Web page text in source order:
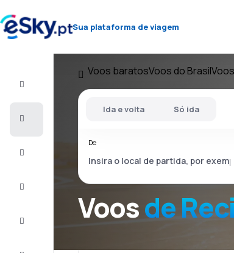
Sua plataforma de viagem
Voos baratosVoos do Brasil
Voosde
Ida e volta Só ida
De